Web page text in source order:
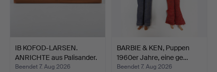
IB KOFOD-LARSEN.
ANRICHTE aus Palisander.
…
Beendet 7. Aug 2026
BARBIE & KEN, Puppen
1960er Jahre, eine ge…
Beendet 7. Aug 2026